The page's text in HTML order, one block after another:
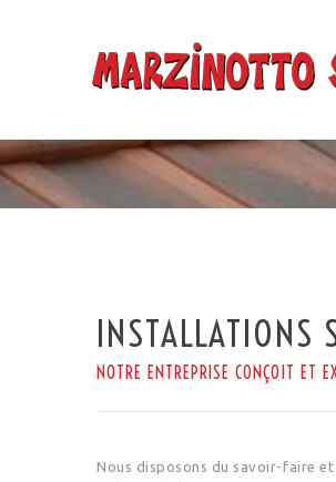
INSTALLATIONS
NOTRE ENTREPRISE CONÇOIT ET
Nous disposons du savoir-faire